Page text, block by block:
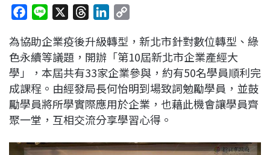
c
e
o
o
k
n
e
r
e
a
d
s
n
k
e
d
I
n
p
y
L
i
n
k
為協助企業疫後升級轉型，新北市針對數位轉型、綠
色永續等議題，開辦「第10屆新北市企業產經大
學」，本屆共有33家企業參與，約有50名學員順利完
成課程。由經發局長何怡明到場致詞勉勵學員，並鼓
勵學員將所學實際應用於企業，也藉此機會讓學員齊
聚一堂，互相交流分享學習心得。